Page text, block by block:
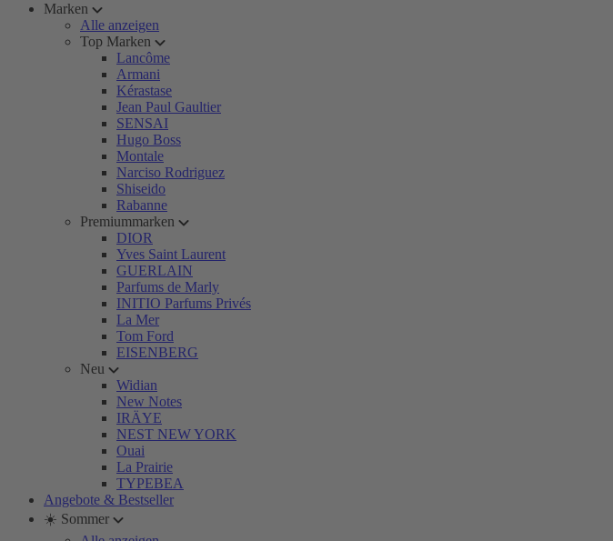
Marken
Alle anzeigen
Top Marken
Lancôme
Armani
Kérastase
Jean Paul Gaultier
SENSAI
Hugo Boss
Montale
Narciso Rodriguez
Shiseido
Rabanne
Premiummarken
DIOR
Yves Saint Laurent
GUERLAIN
Parfums de Marly
INITIO Parfums Privés
La Mer
Tom Ford
EISENBERG
Neu
Widian
New Notes
IRÄYE
NEST NEW YORK
Ouai
La Prairie
TYPEBEA
Angebote & Bestseller
☀️ Sommer